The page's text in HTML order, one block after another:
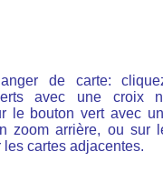
de carte:
avec une croix
le bouton vert avec
zoom arrière, ou sur
les cartes adjacentes.